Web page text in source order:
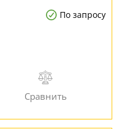
По запросу